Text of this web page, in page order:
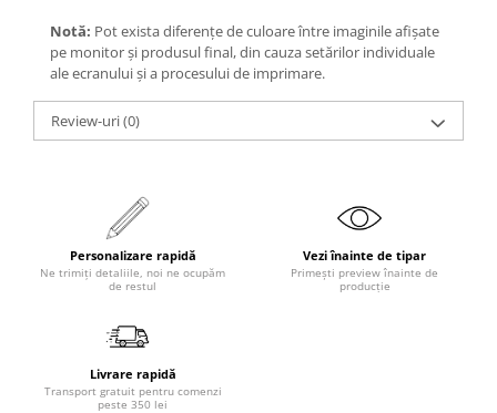
Notă: Pot exista diferențe de culoare între imaginile afișate
pe monitor și produsul final, din cauza setărilor individuale
ale ecranului și a procesului de imprimare.
Review-uri(0)
Personalizare rapidă
Ne trimiți detaliile, noi ne ocupăm
de restul
Vezi înainte de tipar
Primești preview înainte de
producție
Livrare rapidă
Transport gratuit pentru comenzi
peste 350 lei